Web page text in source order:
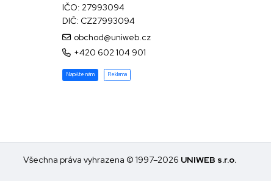
IČO: 27993094
DIČ: CZ27993094
obchod@uniweb.cz
+420 602 104 901
Napište nám Reklama
Všechna práva vyhrazena © 1997–2026 UNIWEB s.r.o.